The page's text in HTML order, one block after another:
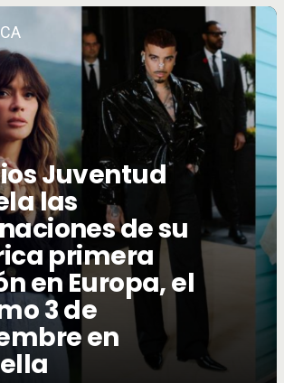
Juventud
las
de su
primera
en Europa, el
3 de
en